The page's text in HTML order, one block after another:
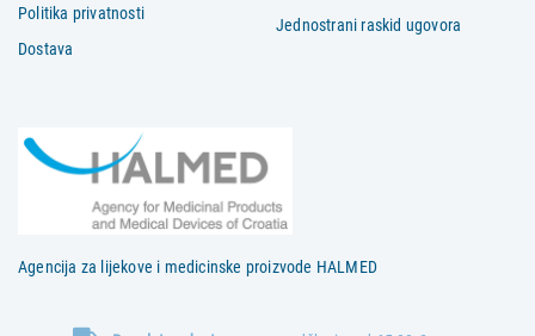
Politika privatnosti
Dostava
Jednostrani raskid ugovora
Agencija za lijekove i medicinske proizvode HALMED